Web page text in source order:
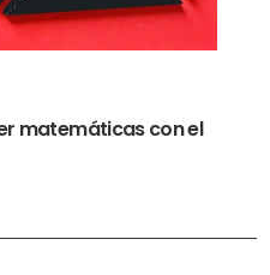
matemáticas con el